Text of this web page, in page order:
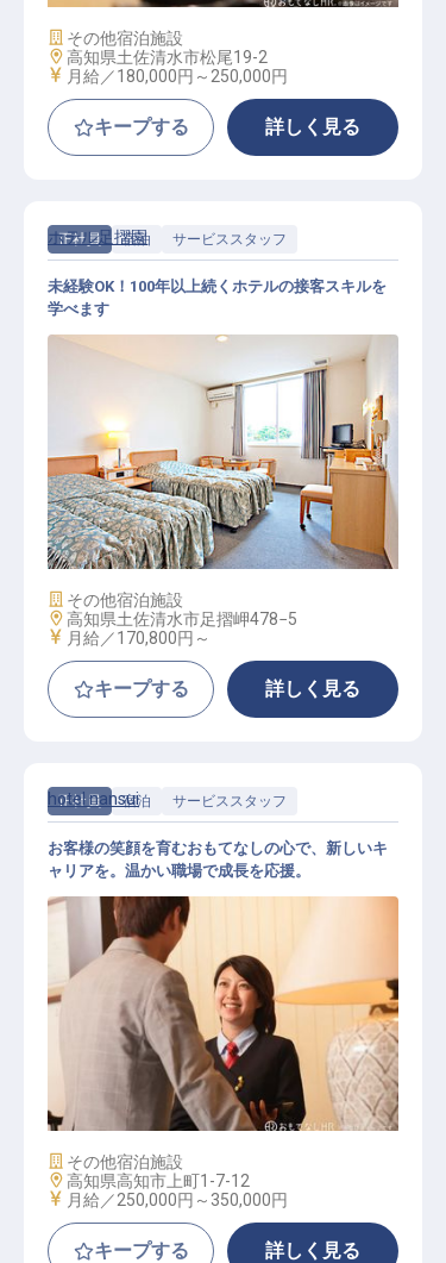
施設業態
その他宿泊施設
勤務地
高知県土佐清水市松尾19-2
給与
月給／180,000円～ 250,000円
キープする 詳しく見る
正社員 宿泊 サービススタッフ
接客スタッフ
ホテル足摺園
未経験OK！100年以上続くホテルの接客スキルを
学べます
施設業態
その他宿泊施設
勤務地
高知県土佐清水市足摺岬478−5
給与
月給／170,800円～
キープする 詳しく見る
正社員 宿泊 サービススタッフ
サービススタッフ
hotel nansui
お客様の笑顔を育むおもてなしの心で、新しいキ
ャリアを。温かい職場で成長を応援。
施設業態
その他宿泊施設
勤務地
高知県高知市上町1-7-12
給与
月給／250,000円～ 350,000円
キープする 詳しく見る